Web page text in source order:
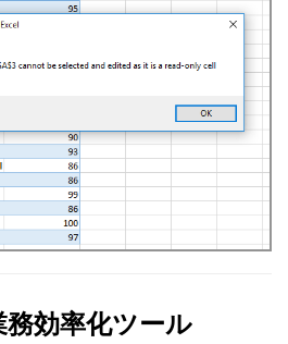
効率化ツール